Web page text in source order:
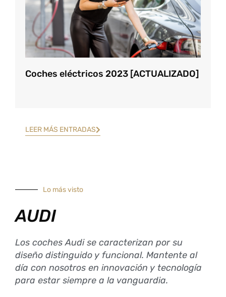
Coches eléctricos 2023 [ACTUALIZADO]
LEER MÁS ENTRADAS
Lo más visto
AUDI
Los coches Audi se caracterizan por su
diseño distinguido y funcional. Mantente al
día con nosotros en innovación y tecnología
para estar siempre a la vanguardia.